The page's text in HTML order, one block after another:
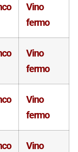
Vino
fermo
Vino
fermo
Vino
fermo
Vino